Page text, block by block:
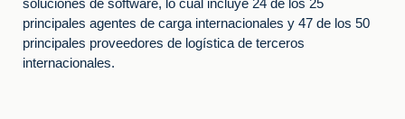
principales agentes de carga internacionales y 47 de los 50
principales proveedores de logística de terceros
internacionales.